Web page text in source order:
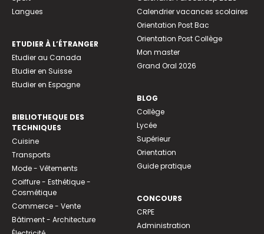
Langues
ETUDIER À L’ÉTRANGER
Etudier au Canada
Etudier en Suisse
Etudier en Espagne
BIBLIOTHEQUE DES
TECHNIQUES
Cuisine
Transports
Mode - Vêtements
Coiffure - Esthétique -
Cosmétique
Commerce - Vente
Bâtiment - Architecture
Calendrier vacances scolaires
Orientation Post Bac
Orientation Post Collège
Mon master
Grand Oral 2026
BLOG
Collège
Lycée
Supérieur
Orientation
Guide pratique
CONCOURS
CRPE
Administration